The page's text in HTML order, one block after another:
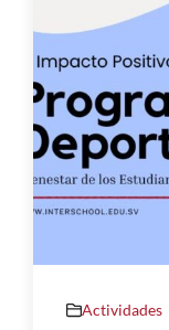
Actividades